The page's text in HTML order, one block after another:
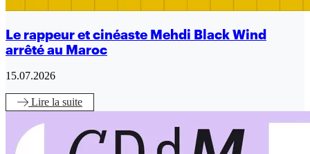
Le rappeur et cinéaste Mehdi Black Wind
arrêté au Maroc
15.07.2026
Lire la suite